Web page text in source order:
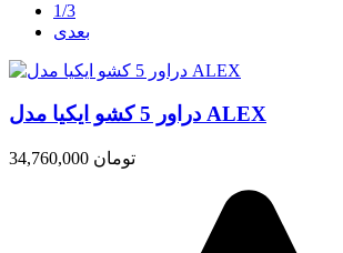
1/3
بعدی
دراور 5 کشو ایکیا مدل ALEX
34,760,000 تومان